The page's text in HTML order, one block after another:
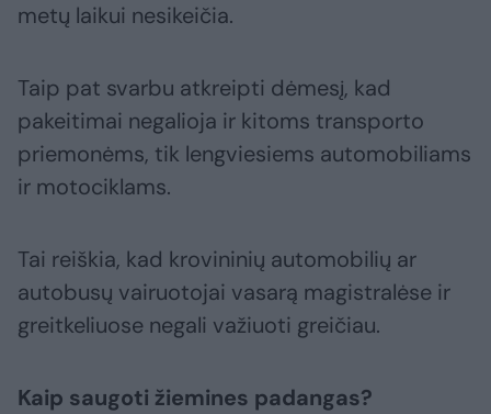
metų laikui nesikeičia.
Taip pat svarbu atkreipti dėmesį, kad
pakeitimai negalioja ir kitoms transporto
priemonėms, tik lengviesiems automobiliams
ir motociklams.
Tai reiškia, kad krovininių automobilių ar
autobusų vairuotojai vasarą magistralėse ir
greitkeliuose negali važiuoti greičiau.
Kaip saugoti žiemines padangas?